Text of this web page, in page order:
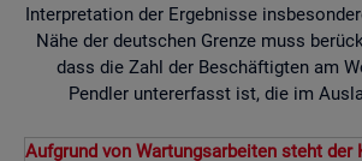
Interpretation der Ergebnisse
Nähe der deutschen Grenze muss
dass die Zahl der Beschäftigten am
Pendler untererfasst ist, die im
Aufgrund von Wartungsarbeiten steht der